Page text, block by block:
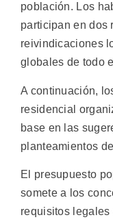
población. Los
participan en dos
reivindicaciones
globales de todo
A continuación,
residencial
base en las
planteamientos
El presupuesto
somete a los
requisitos